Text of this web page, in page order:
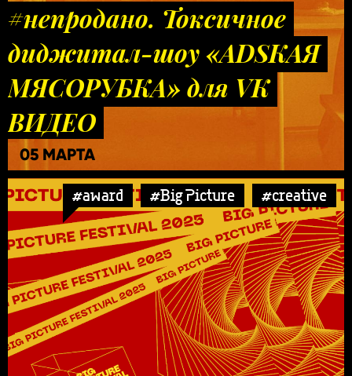
#непродано. Токсичное
диджитал-шоу «ADSКАЯ
МЯСОРУБКА» для VK
ВИДЕО
05 МАРТА
#award #Big Picture #creative